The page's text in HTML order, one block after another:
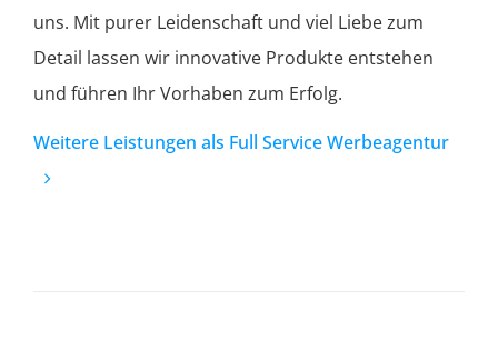
uns. Mit purer Leidenschaft und viel Liebe zum
Detail lassen wir innovative Produkte entstehen
und führen Ihr Vorhaben zum Erfolg.
Weitere Leistungen als Full Service Werbeagentur